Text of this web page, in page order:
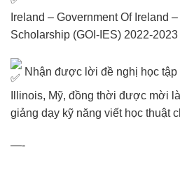
Ireland – Government Of Ireland
Scholarship (GOI-IES) 2022-2023
Nhận được lời đề nghị học
Illinois, Mỹ, đồng thời được mời
giảng dạy kỹ năng viết học thuật
—-